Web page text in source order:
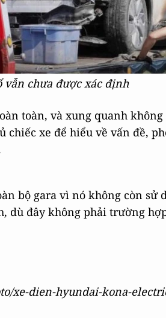
vẫn chưa được xác định
toàn, và xung quanh
chiếc xe để hiểu về vấn đề,
bộ gara vì nó không còn sử
dù đây không phải trường
xe-dien-hyundai-kona-